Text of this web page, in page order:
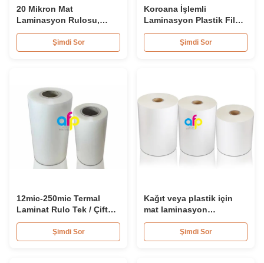
20 Mikron Mat
Laminasyon Rulosu,
Yumuşak Mat Plastik Film
381mm*2000m
445mm*3000m
Şimdi Sor
Koroana İşlemli
Laminasyon Plastik Film
Rulo 15 mikron 18 mikron
20 mikronŞimdi Sor
12mic-250mic Termal
Laminat Rulo Tek / Çift
Conora Tedavi PET
daraltma filmi üreticileri
Şimdi Sor
Kağıt veya plastik için
mat laminasyon
filmi/BOPP termal/kuru
laminasyon filmi
Şimdi Sor